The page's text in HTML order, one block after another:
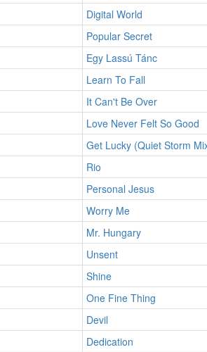
Digital World
Popular Secret
Egy Lassú Tánc
Learn To Fall
It Can't Be Over
Love Never Felt So Good
Get Lucky (Quiet Storm
Rio
Personal Jesus
Worry Me
Mr. Hungary
Unsent
Shine
One Fine Thing
Devil
Dedication